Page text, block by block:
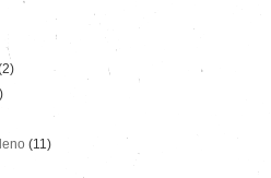
(11)